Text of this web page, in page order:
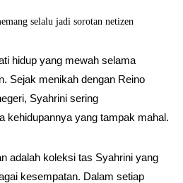
selalu jadi sorotan netizen
hidup yang mewah selama
Sejak menikah dengan Reino
Syahrini sering
kehidupannya yang tampak mahal.
adalah koleksi tas Syahrini yang
kesempatan. Dalam setiap